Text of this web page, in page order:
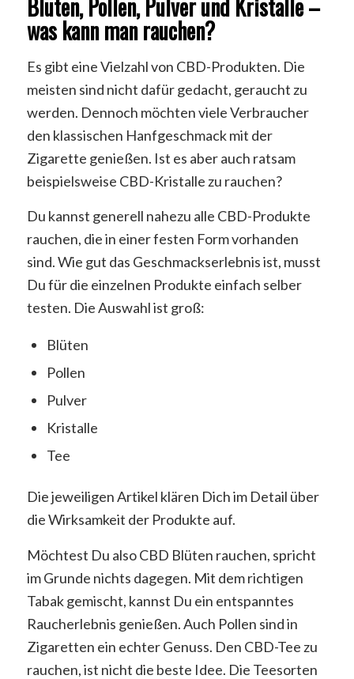
Blüten, Pollen, Pulver und Kristalle –
was kann man rauchen?
Es gibt eine Vielzahl von CBD-Produkten. Die
meisten sind nicht dafür gedacht, geraucht zu
werden. Dennoch möchten viele Verbraucher
den klassischen Hanfgeschmack mit der
Zigarette genießen. Ist es aber auch ratsam
beispielsweise CBD-Kristalle zu rauchen?
Du kannst generell nahezu alle CBD-Produkte
rauchen, die in einer festen Form vorhanden
sind. Wie gut das Geschmackserlebnis ist, musst
Du für die einzelnen Produkte einfach selber
testen. Die Auswahl ist groß:
Blüten
Pollen
Pulver
Kristalle
Tee
Die jeweiligen Artikel klären Dich im Detail über
die Wirksamkeit der Produkte auf.
Möchtest Du also CBD Blüten rauchen, spricht
im Grunde nichts dagegen. Mit dem richtigen
Tabak gemischt, kannst Du ein entspanntes
Raucherlebnis genießen. Auch Pollen sind in
Zigaretten ein echter Genuss. Den CBD-Tee zu
rauchen, ist nicht die beste Idee. Die Teesorten